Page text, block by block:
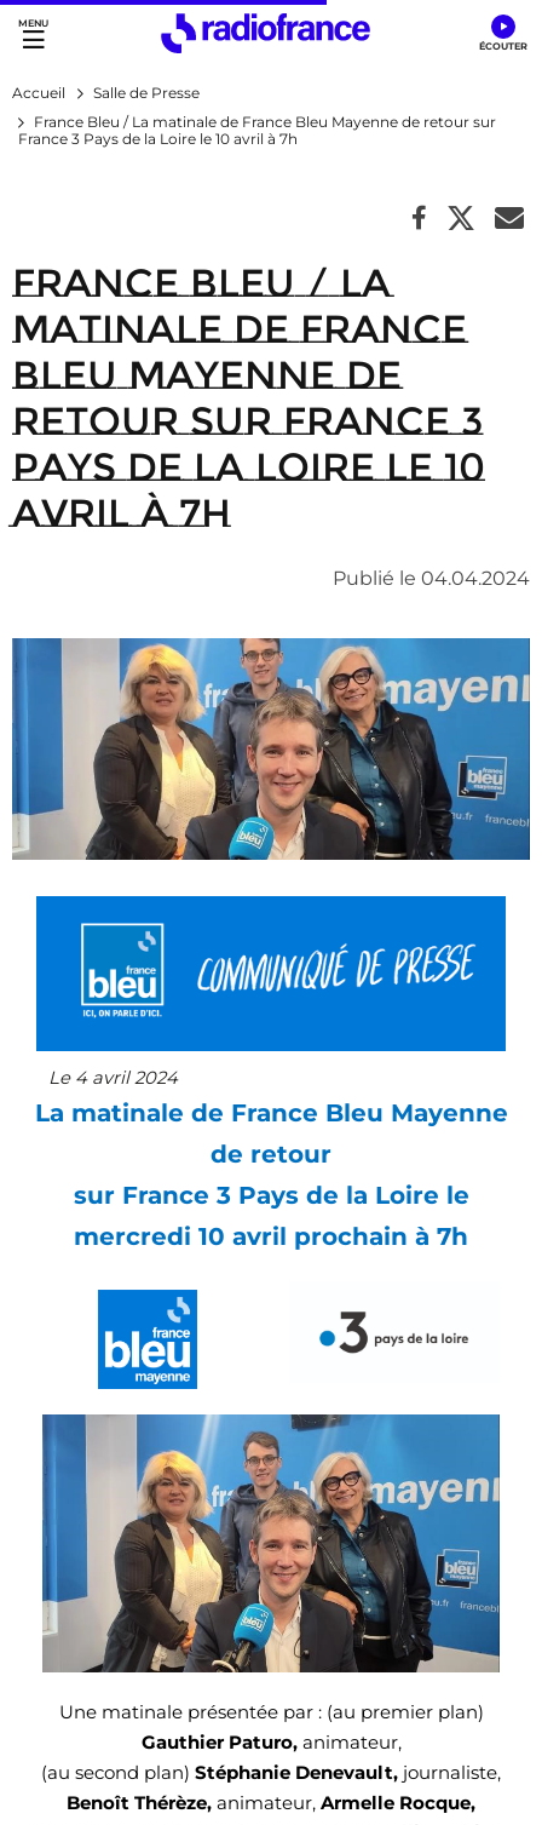
Accès direct :
Menu principal
Contenu
Accueil
Salle de Presse
France Bleu / La matinale de France Bleu Mayenne de retour sur
France 3 Pays de la Loire le 10 avril à 7h
France Bleu / La
matinale de France
Bleu Mayenne de
retour sur France 3
Pays de la Loire le 10
avril à 7h
Publié le 04.04.2024
Le 4 avril 2024
La matinale de France Bleu Mayenne
de retour
sur France 3 Pays de la Loire le
mercredi 10 avril prochain à 7h
Une matinale présentée par : (au premier plan)
Gauthier Paturo,animateur,
(au second plan) Stéphanie Denevault, journaliste,
Benoît Thérèze, animateur, Armelle Rocque,